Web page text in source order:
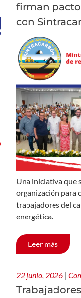
firman
con
Una iniciativa que
organización para
trabajadores del
energética.
Leer más
22 junio, 2026 |